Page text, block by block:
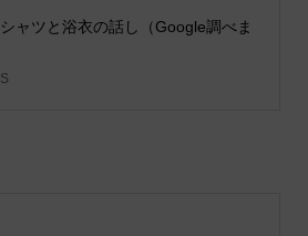
ャツと浴衣の話し（Google調べま